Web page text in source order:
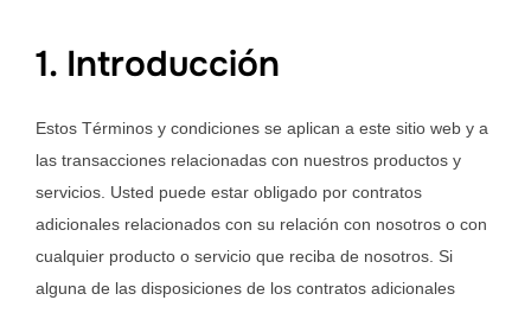
1. Introducción
Estos Términos y condiciones se aplican a este sitio web y a
las transacciones relacionadas con nuestros productos y
servicios. Usted puede estar obligado por contratos
adicionales relacionados con su relación con nosotros o con
cualquier producto o servicio que reciba de nosotros. Si
alguna de las disposiciones de los contratos adicionales